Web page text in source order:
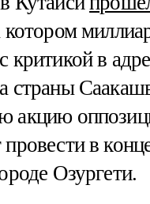
котором
критикой в
страны
акцию
в
Озургети.